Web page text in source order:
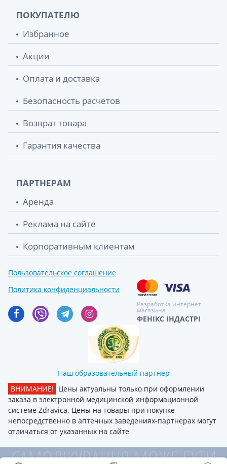
ПОКУПАТЕЛЮ
Избранное
Акции
Оплата и доставка
Безопасность расчетов
Возврат товара
Гарантия качества
ПАРТНЕРАМ
Аренда
Реклама на сайте
Корпоративным клиентам
Пользовательское соглашение
Политика конфиденциальности
Разработка интернет
магазина
ФЕНІКС ІНДАСТРІ
Наш образовательный партнёр
ВНИМАНИЕ! Цены актуальны только при оформлении
заказа в электронной медицинской информационной
системе Zdravica. Цены на товары при покупке
непосредственно в аптечных заведениях-партнерах могут
отличаться от указанных на сайте